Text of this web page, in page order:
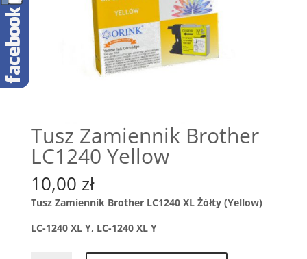
Tusz Zamiennik Brother
LC1240 Yellow
10,00 zł
Tusz Zamiennik Brother LC1240 XL Żółty (Yellow)
LC-1240 XL Y, LC-1240 XL Y